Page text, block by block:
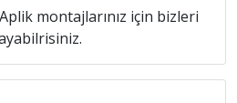
montajlarınız için bizleri